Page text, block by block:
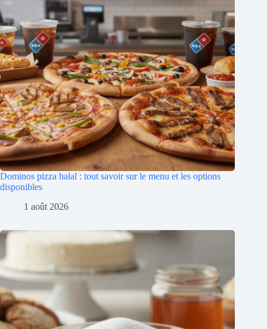
Dominos pizza halal : tout savoir sur le menu et les options
disponibles
1 août 2026